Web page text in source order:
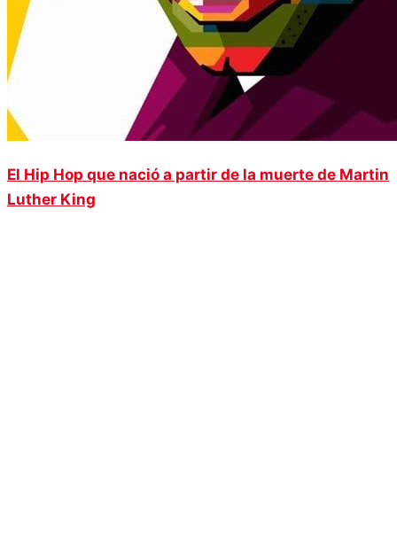
El Hip Hop que nació a partir de la muerte de Martin
Luther King